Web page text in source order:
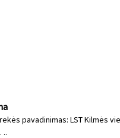
pavadinimas: LST Kilmės
..